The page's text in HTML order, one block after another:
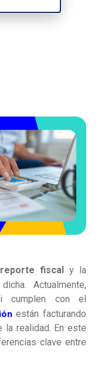
reporte fiscal y la
Actualmente,
cumplen con el
están facturando
la realidad. En este
clave entre